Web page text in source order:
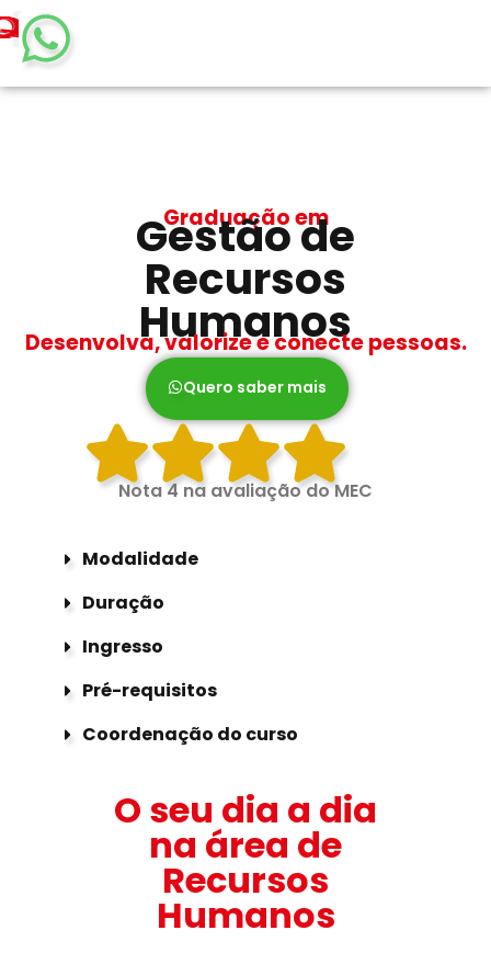
Graduação em
Gestão de
Recursos
Humanos
Desenvolva, valorize e conecte pessoas.
Quero saber mais
Nota 4 na avaliação do MEC
Modalidade
Duração
Ingresso
Pré-requisitos
Coordenação do curso
O seu dia a dia
na área de
Recursos
Humanos